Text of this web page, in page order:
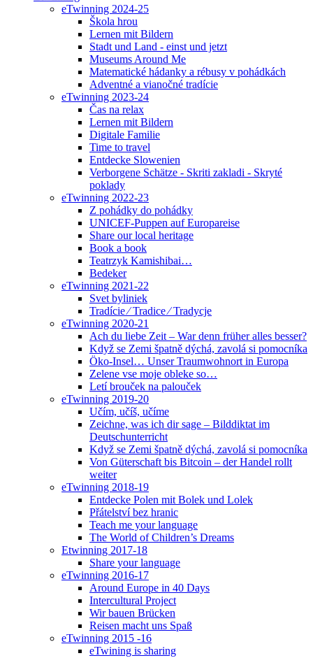
eTwinning 2024-25
Škola hrou
Lernen mit Bildern
Stadt und Land - einst und jetzt
Museums Around Me
Matematické hádanky a rébusy v pohádkách
Adventné a vianočné tradície
eTwinning 2023-24
Čas na relax
Lernen mit Bildern
Digitale Familie
Time to travel
Entdecke Slowenien
Verborgene Schätze - Skriti zakladi - Skryté
poklady
eTwinning 2022-23
Z pohádky do pohádky
UNICEF-Puppen auf Europareise
Share our local heritage
Book a book
Teatrzyk Kamishibai…
Bedeker
eTwinning 2021-22
Svet byliniek
Tradície ⁄ Tradice ⁄ Tradycje
eTwinning 2020-21
Ach du liebe Zeit – War denn früher alles besser?
Když se Zemi špatně dýchá, zavolá si pomocníka
Öko-Insel… Unser Traumwohnort in Europa
Zelene vse moje obleke so…
Letí brouček na palouček
eTwinning 2019-20
Učím, učíš, učíme
Zeichne, was ich dir sage – Bilddiktat im
Deutschunterricht
Když se Zemi špatně dýchá, zavolá si pomocníka
Von Güterschaft bis Bitcoin – der Handel rollt
weiter
eTwinning 2018-19
Entdecke Polen mit Bolek und Lolek
Přátelství bez hranic
Teach me your language
The World of Children’s Dreams
Etwinning 2017-18
Share your language
eTwinning 2016-17
Around Europe in 40 Days
Intercultural Project
Wir bauen Brücken
Reisen macht uns Spaß
eTwinning 2015 -16
eTwining is sharing